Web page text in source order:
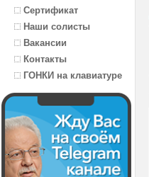
Сертификат
Наши солисты
Вакансии
Контакты
ГОНКИ на клавиатуре